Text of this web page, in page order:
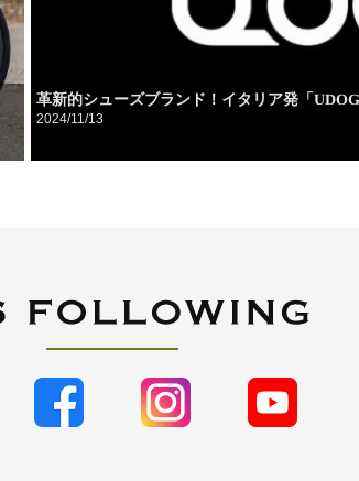
革新的シューズブランド！イタリア発「
2024/11/13